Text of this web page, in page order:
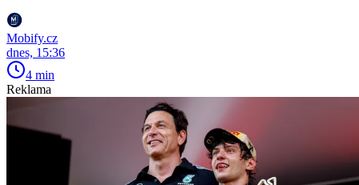
Mobify.cz
dnes, 15:36
4 min
Reklama